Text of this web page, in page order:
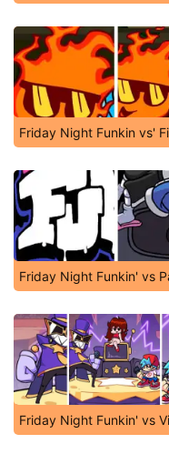
Friday Night Funkin vs'
Friday Night Funkin' vs
Friday Night Funkin' vs